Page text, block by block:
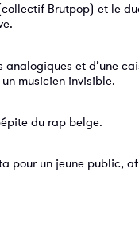
Brutpop) et le
analogiques et d’une
musicien invisible.
du rap belge.
pour un jeune public,